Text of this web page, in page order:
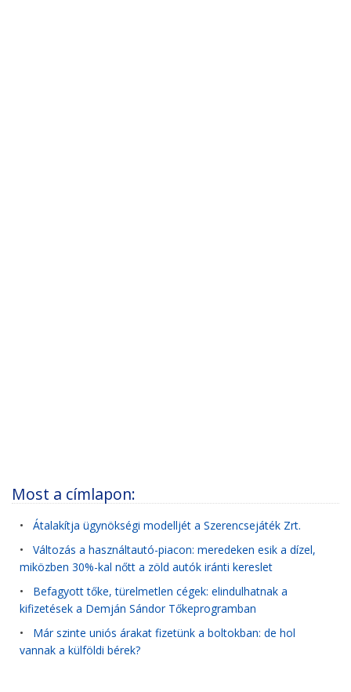
Most a címlapon:
• Átalakítja ügynökségi modelljét a Szerencsejáték Zrt.
• Változás a használtautó-piacon: meredeken esik a dízel,
miközben 30%-kal nőtt a zöld autók iránti kereslet
• Befagyott tőke, türelmetlen cégek: elindulhatnak a
kifizetések a Demján Sándor Tőkeprogramban
• Már szinte uniós árakat fizetünk a boltokban: de hol
vannak a külföldi bérek?